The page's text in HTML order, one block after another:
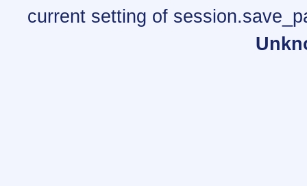
current setting of